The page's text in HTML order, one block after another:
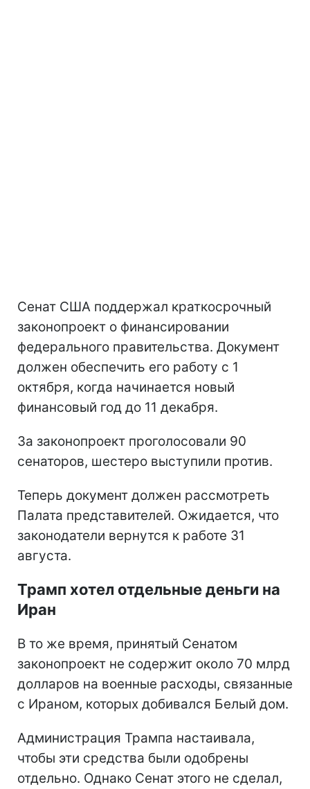
Сенат США поддержал краткосрочный
законопроект о финансировании
федерального правительства. Документ
должен обеспечить его работу с 1
октября, когда начинается новый
финансовый год до 11 декабря.
За законопроект проголосовали 90
сенаторов, шестеро выступили против.
Теперь документ должен рассмотреть
Палата представителей. Ожидается, что
законодатели вернутся к работе 31
августа.
Трамп хотел отдельные деньги на
Иран
В то же время, принятый Сенатом
законопроект не содержит около 70 млрд
долларов на военные расходы, связанные
с Ираном, которых добивался Белый дом.
Администрация Трампа настаивала,
чтобы эти средства были одобрены
отдельно. Однако Сенат этого не сделал,